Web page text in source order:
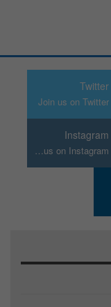
Twitter
Join us on Twitter
Instagram
Join us on Instagram